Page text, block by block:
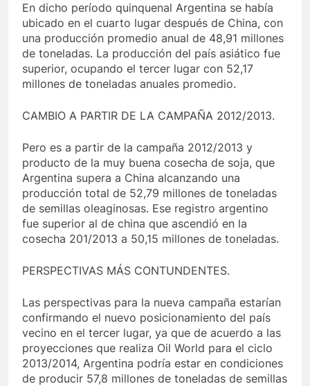
En dicho período quinquenal Argentina se había
ubicado en el cuarto lugar después de China, con
una producción promedio anual de 48,91 millones
de toneladas. La producción del país asiático fue
superior, ocupando el tercer lugar con 52,17
millones de toneladas anuales promedio.
CAMBIO A PARTIR DE LA CAMPAÑA 2012/2013.
Pero es a partir de la campaña 2012/2013 y
producto de la muy buena cosecha de soja, que
Argentina supera a China alcanzando una
producción total de 52,79 millones de toneladas
de semillas oleaginosas. Ese registro argentino
fue superior al de china que ascendió en la
cosecha 201/2013 a 50,15 millones de toneladas.
PERSPECTIVAS MÁS CONTUNDENTES.
Las perspectivas para la nueva campaña estarían
confirmando el nuevo posicionamiento del país
vecino en el tercer lugar, ya que de acuerdo a las
proyecciones que realiza Oil World para el ciclo
2013/2014, Argentina podría estar en condiciones
de producir 57,8 millones de toneladas de semillas